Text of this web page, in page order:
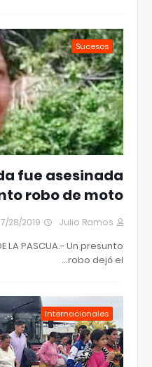
Sucesos
fue asesinada
robo de moto
Julio Ramos 7/28/2019 06:39:00 م
LA PASCUA.- Un presunto
robo dejó el…
Internacionales